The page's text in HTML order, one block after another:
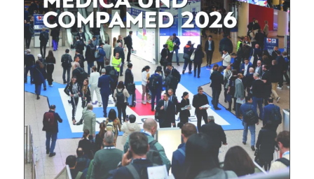
E-
Mail
(erforderlich)